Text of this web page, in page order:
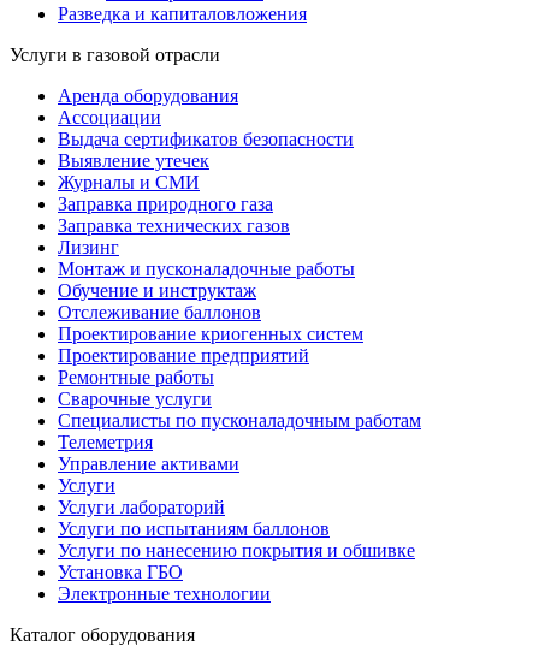
Разведка и капиталовложения
Услуги в газовой отрасли
Аренда оборудования
Ассоциации
Выдача сертификатов безопасности
Выявление утечек
Журналы и СМИ
Заправка природного газа
Заправка технических газов
Лизинг
Монтаж и пусконаладочные работы
Обучение и инструктаж
Отслеживание баллонов
Проектирование криогенных систем
Проектирование предприятий
Ремонтные работы
Сварочные услуги
Специалисты по пусконаладочным работам
Телеметрия
Управление активами
Услуги
Услуги лабораторий
Услуги по испытаниям баллонов
Услуги по нанесению покрытия и обшивке
Установка ГБО
Электронные технологии
Каталог оборудования